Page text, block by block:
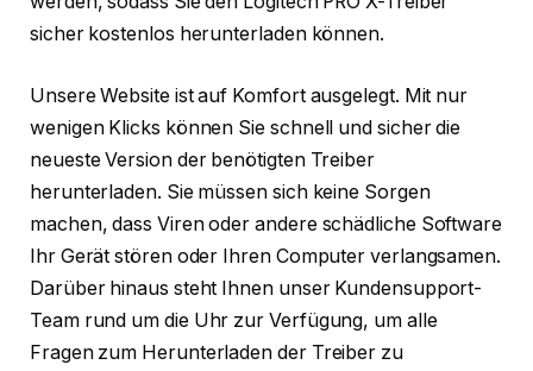
sicher kostenlos herunterladen können.
Unsere Website ist auf Komfort ausgelegt. Mit nur
wenigen Klicks können Sie schnell und sicher die
neueste Version der benötigten Treiber
herunterladen. Sie müssen sich keine Sorgen
machen, dass Viren oder andere schädliche Software
Ihr Gerät stören oder Ihren Computer verlangsamen.
Darüber hinaus steht Ihnen unser Kundensupport-
Team rund um die Uhr zur Verfügung, um alle
Fragen zum Herunterladen der Treiber zu